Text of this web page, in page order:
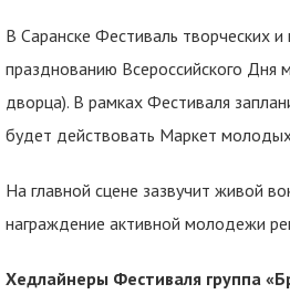
В Саранске Фестиваль
празднованию Всероссийского
дворца). В рамках Фестиваля
будет действовать Маркет
На главной сцене зазвучит живой
награждение активной молодежи
Хедлайнеры Фестиваля группа